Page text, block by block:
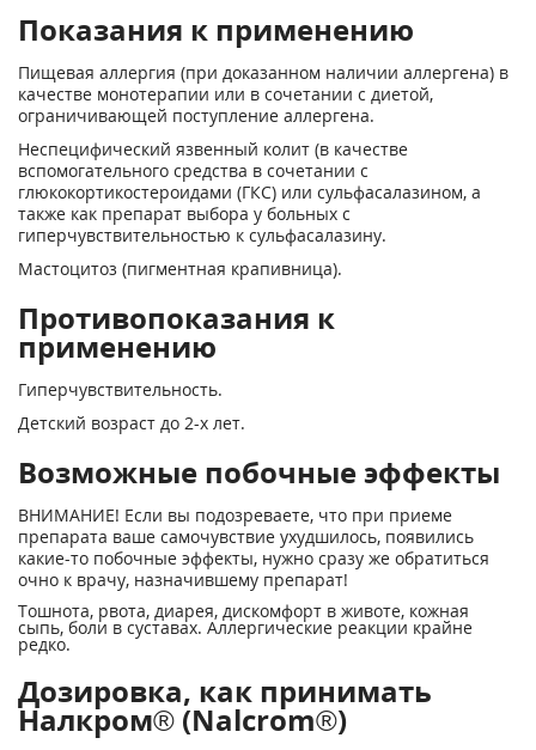
Показания к применению
Пищевая аллергия (при доказанном наличии аллергена) в
качестве монотерапии или в сочетании с диетой,
ограничивающей поступление аллергена.
Неспецифический язвенный колит (в качестве
вспомогательного средства в сочетании с
глюкокортикостероидами (ГКС) или сульфасалазином, а
также как препарат выбора у больных с
гиперчувствительностью к сульфасалазину.
Мастоцитоз (пигментная крапивница).
Противопоказания к
применению
Гиперчувствительность.
Детский возраст до 2-х лет.
Возможные побочные эффекты
ВНИМАНИЕ! Если вы подозреваете, что при приеме
препарата ваше самочувствие ухудшилось, появились
какие-то побочные эффекты, нужно сразу же обратиться
очно к врачу, назначившему препарат!
Тошнота, рвота, диарея, дискомфорт в животе, кожная
сыпь, боли в суставах. Аллергические реакции крайне
редко.
Дозировка, как принимать
Налкром® (Nalcrom®)